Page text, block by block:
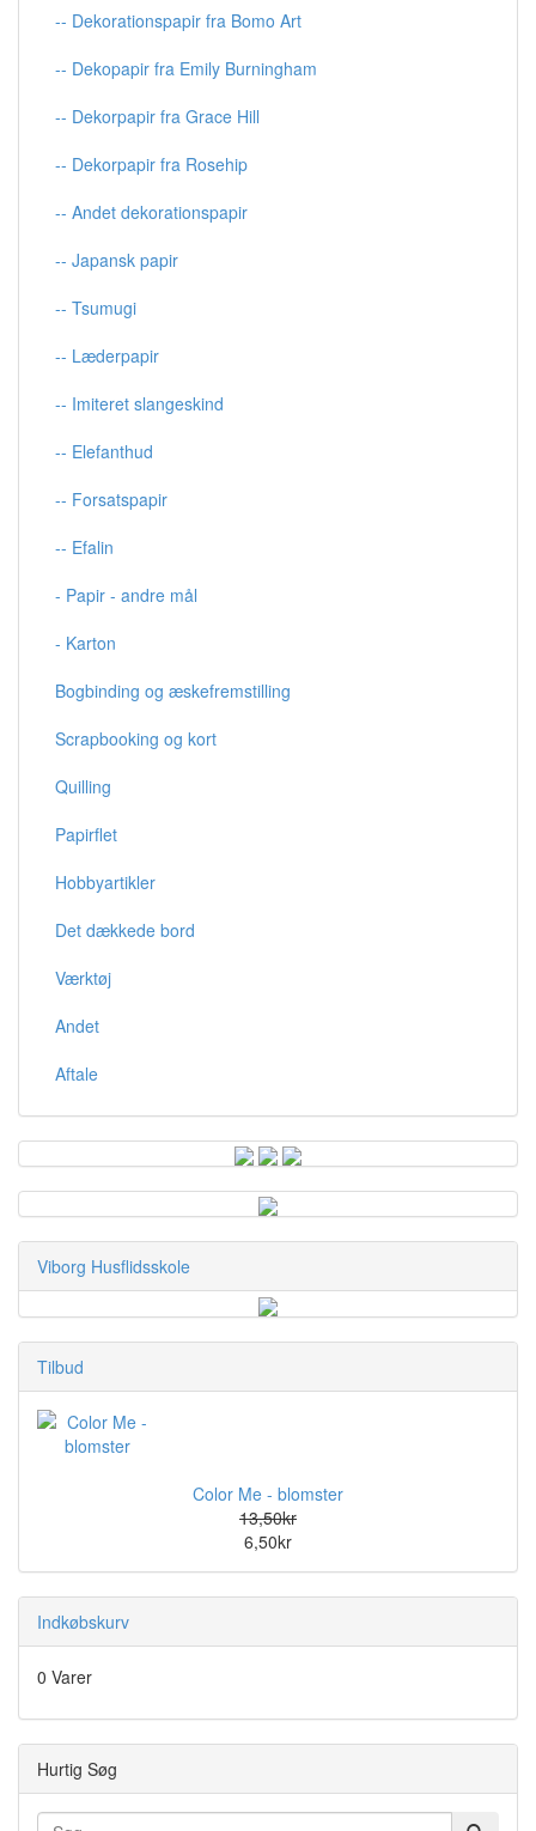
-- Dekorationspapir fra Bomo Art
-- Dekopapir fra Emily Burningham
-- Dekorpapir fra Grace Hill
-- Dekorpapir fra Rosehip
-- Andet dekorationspapir
-- Japansk papir
-- Tsumugi
-- Læderpapir
-- Imiteret slangeskind
-- Elefanthud
-- Forsatspapir
-- Efalin
- Papir - andre mål
- Karton
Bogbinding og æskefremstilling
Scrapbooking og kort
Quilling
Papirflet
Hobbyartikler
Det dækkede bord
Værktøj
Andet
Aftale
Viborg Husflidsskole
Tilbud
Color Me - blomster
13,50kr
6,50kr
Indkøbskurv
0 Varer
Hurtig Søg